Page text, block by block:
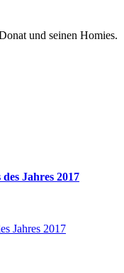
und seinen Homies.
Jahres 2017
Jahres 2017